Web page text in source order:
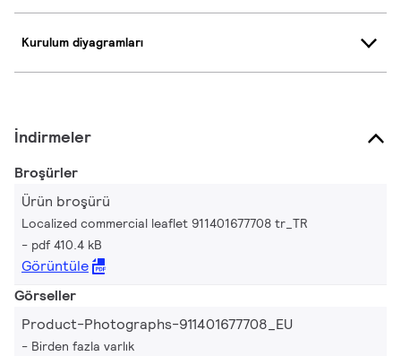
Kurulum diyagramları
İndirmeler
Broşürler
Ürün broşürü
Localized commercial leaflet 911401677708 tr_TR
pdf 410.4 kB
Görüntüle
Görseller
Product-Photographs-911401677708_EU
Birden fazla varlık